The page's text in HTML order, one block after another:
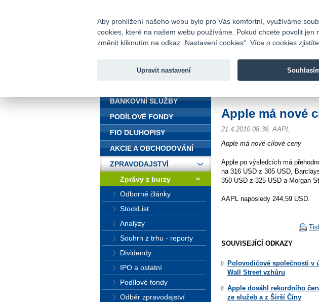
Fio banka
Fio banka
Apple má nové
21.4.2010 08:39, AAPL
Apple má nové cílové ceny
Apple po výsledcích má
na 316 USD z 305 USD,
350 USD z 325 USD a Morgan
AAPL naposledy 244,59 USD.
SOUVISEJÍCÍ ODKAZY
Polovodičové společnosti v
Wall Street vzhůru
Apple dosáhl rekordního
ze služeb a z Širší Číny
BANKOVNÍ SLUŽBY
PODÍLOVÉ FONDY
FIO DLUHOPISY
AKCIE A OBCHODOVÁNÍ
ZPRAVODAJSTVÍ
Zprávy z burzy
Odborné články
StockList
Analýzy
Souhrn z trhu - reporty
Dividendy
IPO a ostatní
Podílové fondy
Odběr zpravodajství
Aby prohlížení našeho webu bylo pro Vás komfortní, využíváme
cookies, které na našem webu používáme. Pokud chcete povolit
změnit kliknutím na odkaz „Nastavení cookies“. Více o cookies zjistíte
Upravit nastavení